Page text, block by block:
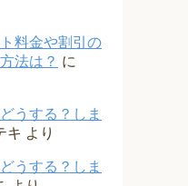
料金や割引の
法は？ に
うする？しま
キ より
うする？しま